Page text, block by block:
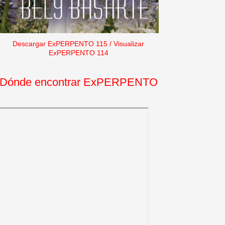
Descargar ExPERPENTO 115 / Visualizar
ExPERPENTO 114
Dónde encontrar ExPERPENTO